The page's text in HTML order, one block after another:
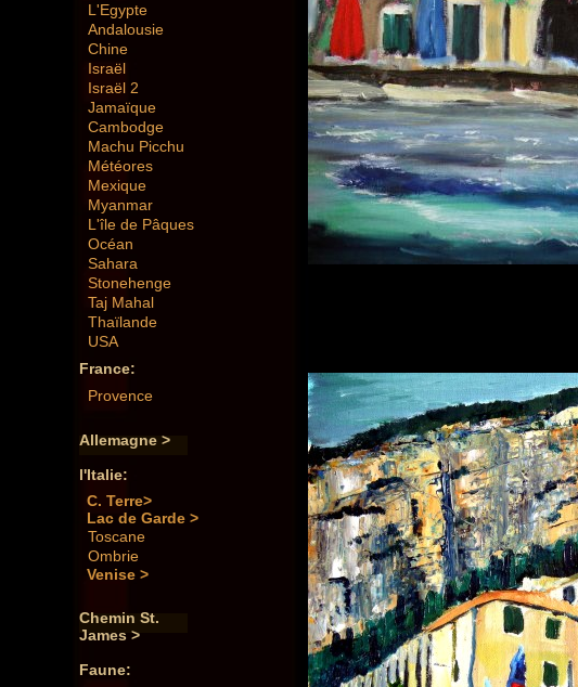
L'Egypte
Andalousie
Chine
Israël
Israël 2
Jamaïque
Cambodge
Machu Picchu
Météores
Mexique
Myanmar
L'île de Pâques
Océan
Sahara
Stonehenge
Taj Mahal
Thaïlande
USA
France:
Provence
Allemagne >
l'Italie:
C. Terre>
Lac de Garde >
Toscane
Ombrie
Venise >
Chemin St.
James >
Faune: